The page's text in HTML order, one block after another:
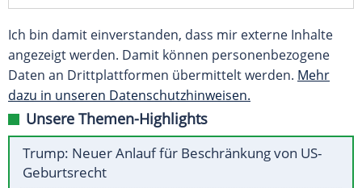
Ich bin damit einverstanden, dass mir externe Inhalte
angezeigt werden. Damit können personenbezogene
Daten an Drittplattformen übermittelt werden. Mehr
dazu in unseren Datenschutzhinweisen.
Unsere Themen-Highlights
Trump: Neuer Anlauf für Beschränkung von US-
Geburtsrecht